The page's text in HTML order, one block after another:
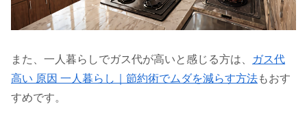
また、一人暮らしでガス代が高いと感じる方は、
ガス代
高い 原因 一人暮らし｜節約術でムダを減らす方法もおす
すめです。